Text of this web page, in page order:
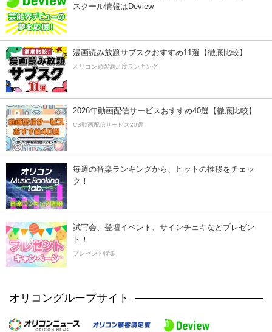
スクール情報はDeview
漫画読み放題サブスクおすすめ11選【徹底比較】
オリコン顧客満足度ランキング
2026年動画配信サービスおすすめ40選【徹底比較】
CS動画配信サービス20選
毎週の音楽ランキングから、ヒットの推移をチェッ
ク！
試写会、登壇イベント、サインチェキなどプレゼン
ト！
プレゼント特集
オリコングループサイト